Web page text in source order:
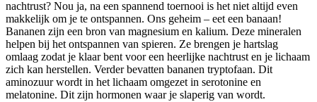
nachtrust? Nou ja, na een spannend toernooi is het niet altijd even
makkelijk om je te ontspannen. Ons geheim – eet een banaan!
Bananen zijn een bron van magnesium en kalium. Deze mineralen
helpen bij het ontspannen van spieren. Ze brengen je hartslag
omlaag zodat je klaar bent voor een heerlijke nachtrust en je lichaam
zich kan herstellen. Verder bevatten bananen tryptofaan. Dit
aminozuur wordt in het lichaam omgezet in serotonine en
melatonine. Dit zijn hormonen waar je slaperig van wordt.